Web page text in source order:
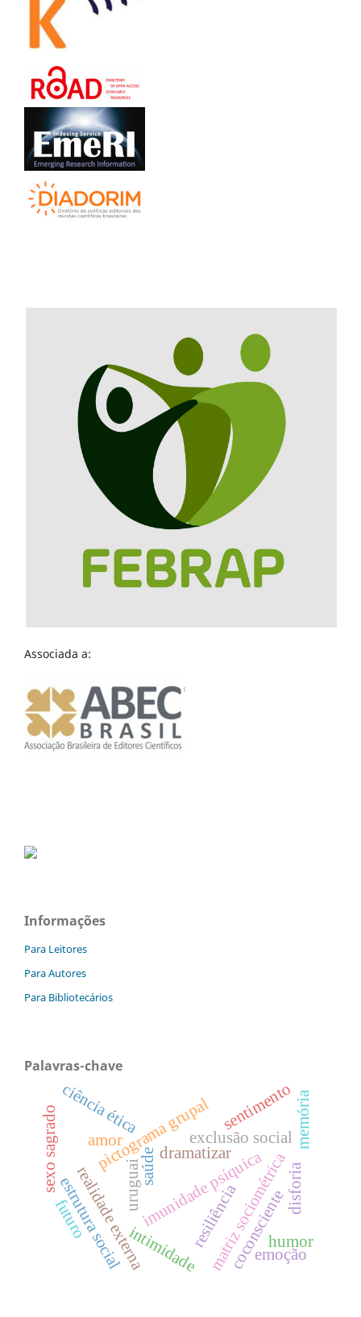
Associada a:
Informações
Para Leitores
Para Autores
Para Bibliotecários
Palavras-chave
exclusão social
imunidade psíquica
pictograma grupal
dramatizarmatriz sociométrica
realidade externa
estrutura social
amor
intimidaderesiliência
saúde
coconsciente
ciência ética
uruguai
memória
emoção
sexo sagrado disforia
sentimento
humor
futuro